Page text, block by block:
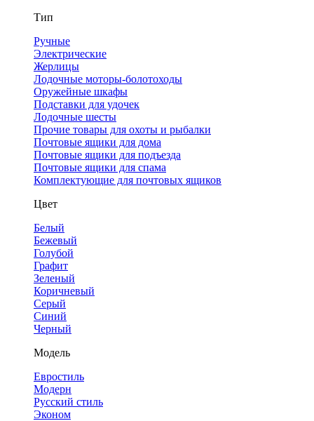
Тип
Ручные
Электрические
Жерлицы
Лодочные моторы-болотоходы
Оружейные шкафы
Подставки для удочек
Лодочные шесты
Прочие товары для охоты и рыбалки
Почтовые ящики для дома
Почтовые ящики для подъезда
Почтовые ящики для спама
Комплектующие для почтовых ящиков
Цвет
Белый
Бежевый
Голубой
Графит
Зеленый
Коричневый
Серый
Синий
Черный
Модель
Евростиль
Модерн
Русский стиль
Эконом